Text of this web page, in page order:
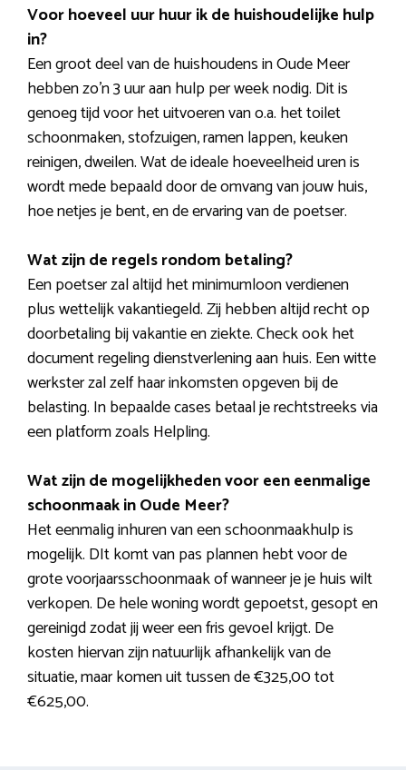
Voor hoeveel uur huur ik de huishoudelijke hulp
in?
Een groot deel van de huishoudens in Oude Meer
hebben zo’n 3 uur aan hulp per week nodig. Dit is
genoeg tijd voor het uitvoeren van o.a. het toilet
schoonmaken, stofzuigen, ramen lappen, keuken
reinigen, dweilen. Wat de ideale hoeveelheid uren is
wordt mede bepaald door de omvang van jouw huis,
hoe netjes je bent, en de ervaring van de poetser.
Wat zijn de regels rondom betaling?
Een poetser zal altijd het minimumloon verdienen
plus wettelijk vakantiegeld. Zij hebben altijd recht op
doorbetaling bij vakantie en ziekte. Check ook het
document regeling dienstverlening aan huis. Een witte
werkster zal zelf haar inkomsten opgeven bij de
belasting. In bepaalde cases betaal je rechtstreeks via
een platform zoals Helpling.
Wat zijn de mogelijkheden voor een eenmalige
schoonmaak in Oude Meer?
Het eenmalig inhuren van een schoonmaakhulp is
mogelijk. DIt komt van pas plannen hebt voor de
grote voorjaarsschoonmaak of wanneer je je huis wilt
verkopen. De hele woning wordt gepoetst, gesopt en
gereinigd zodat jij weer een fris gevoel krijgt. De
kosten hiervan zijn natuurlijk afhankelijk van de
situatie, maar komen uit tussen de €325,00 tot
€625,00.